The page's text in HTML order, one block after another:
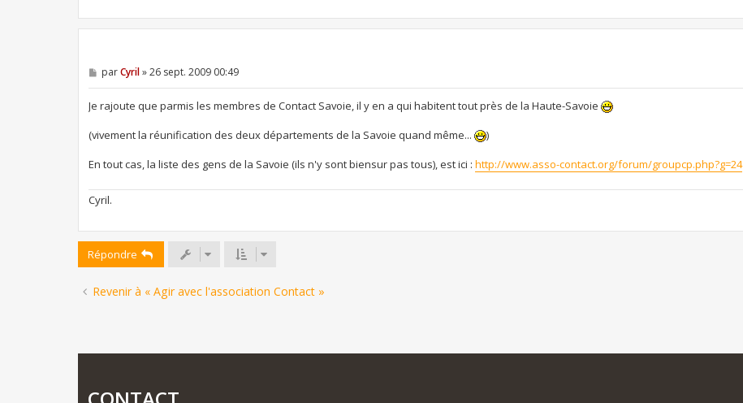
M
e
s
e
parCyril»26 sept. 2009 00:49
Je rajoute que parmis les membres de Contact Savoie, il y en a qui habitent tout près de la Haute-Savoie
(vivement la réunification des deux départements de la Savoie quand même...
)
En tout cas, la liste des gens de la Savoie (ils n'y sont biensur pas tous), est ici : http://www.asso-contact.org/forum/groupcp.php?g=24
Cyril.
Répondre
Revenir à « Agir avec l'association Contact »